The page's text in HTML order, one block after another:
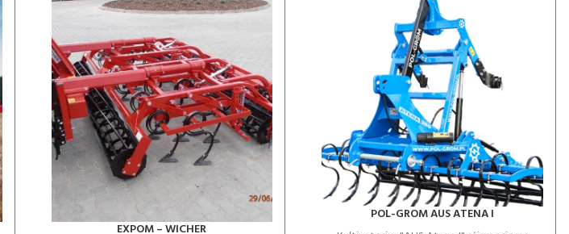
EXPOM – WICHER
POL-GROM AUS ATENA I